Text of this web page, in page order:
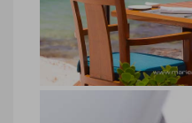
hôtel Belle Mare
mangue © Marie-